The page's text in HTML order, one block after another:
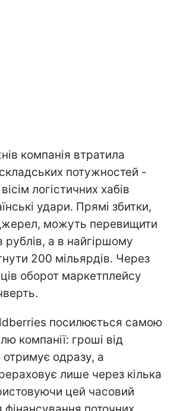
компанія втратила
потужностей -
логістичних хабів
удари. Прямі збитки,
можуть перевищити
рублів, а в найгіршому
200 мільярдів. Через
оборот маркетплейсу
посилюється самою
компанії: гроші від
одразу, а
лише через кілька
цей часовий